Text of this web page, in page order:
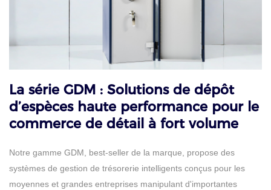
La série GDM : Solutions de dépôt
d’espèces haute performance pour le
commerce de détail à fort volume
Notre gamme GDM, best-seller de la marque, propose des
systèmes de gestion de trésorerie intelligents conçus pour les
moyennes et grandes entreprises manipulant d'importantes